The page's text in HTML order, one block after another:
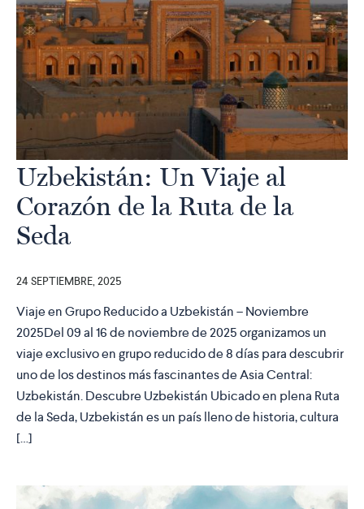
Uzbekistán: Un Viaje al
Corazón de la Ruta de la
Seda
24 SEPTIEMBRE, 2025
Viaje en Grupo Reducido a Uzbekistán – Noviembre
2025Del 09 al 16 de noviembre de 2025 organizamos un
viaje exclusivo en grupo reducido de 8 días para descubrir
uno de los destinos más fascinantes de Asia Central:
Uzbekistán. Descubre Uzbekistán Ubicado en plena Ruta
de la Seda, Uzbekistán es un país lleno de historia, cultura
[…]